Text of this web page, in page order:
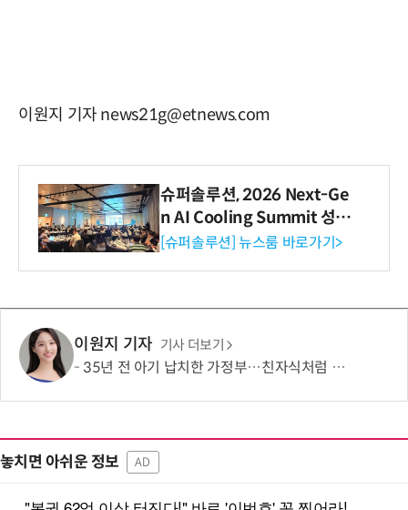
이원지 기자 news21g@etnews.com
슈퍼솔루션, 2026 Next-Ge
n AI Cooling Summit 성황
리 성료
[슈퍼솔루션] 뉴스룸 바로가기>
이원지 기자 기사 더보기
35년 전 아기 납치한 가정부…친자식처럼 키워서? '징역 3년' 논란
놓치면 아쉬운 정보 AD